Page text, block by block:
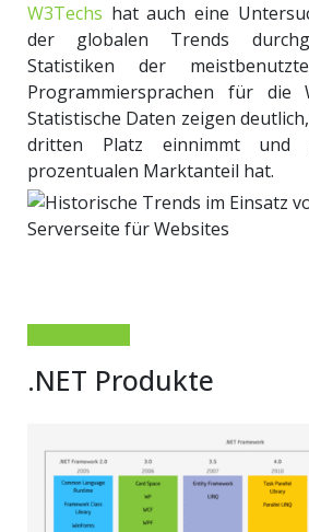
W3Techs hat auch eine
der globalen Trends
Statistiken der
Programmiersprachen für die
Statistische Daten zeigen
dritten Platz einnimmt und
prozentualen Marktanteil hat.
.NET Produkte